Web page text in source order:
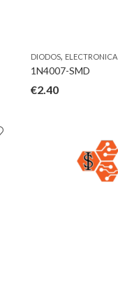
DIODOS, ELECTRONICA
1N4007-SMD
€2.40